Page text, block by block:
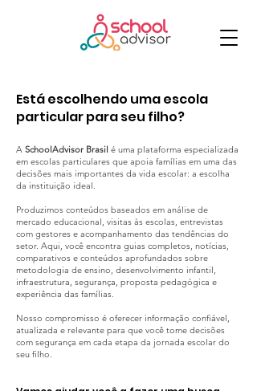
Está escolhendo uma escola
particular para seu filho?
A SchoolAdvisor Brasil é uma plataforma especializada
em escolas particulares que apoia famílias em uma das
decisões mais importantes da vida escolar: a escolha
da instituição ideal.
Produzimos conteúdos baseados em análise de
mercado educacional, visitas às escolas, entrevistas
com gestores e acompanhamento das tendências do
setor. Aqui, você encontra guias completos, notícias,
comparativos e conteúdos aprofundados sobre
metodologia de ensino, desenvolvimento infantil,
infraestrutura, segurança, proposta pedagógica e
experiência das famílias.
Nosso compromisso é oferecer informação confiável,
atualizada e relevante para que você tome decisões
com segurança em cada etapa da jornada escolar do
seu filho.